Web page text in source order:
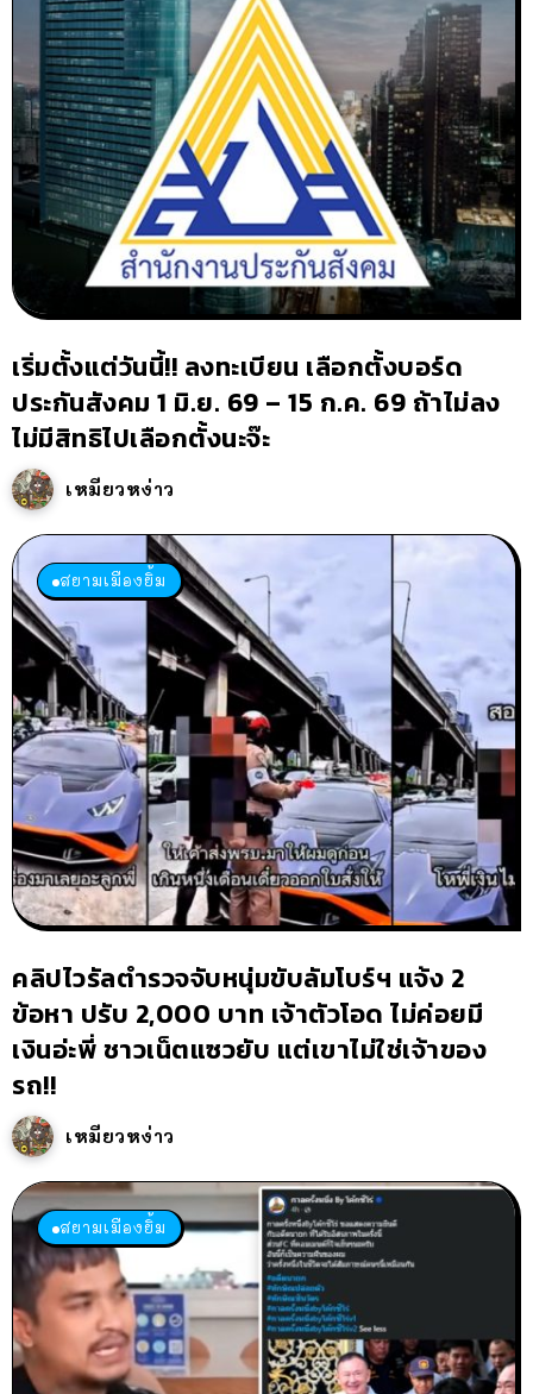
เริ่มตั้งแต่วันนี้!! ลงทะเบียน เลือกตั้งบอร์ด
ประกันสังคม 1 มิ.ย. 69 – 15 ก.ค. 69 ถ้าไม่ลง
ไม่มีสิทธิไปเลือกตั้งนะจ๊ะ
เหมียวหง่าว
สยามเมืองยิ้ม
คลิปไวรัลตำรวจจับหนุ่มขับลัมโบร์ฯ แจ้ง 2
ข้อหา ปรับ 2,000 บาท เจ้าตัวโอด ไม่ค่อยมี
เงินอ่ะพี่ ชาวเน็ตแซวยับ แต่เขาไม่ใช่เจ้าของ
รถ!!
เหมียวหง่าว
สยามเมืองยิ้ม